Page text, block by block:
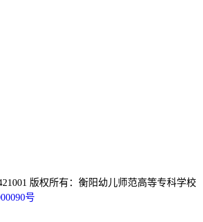
版权所有：衡阳幼儿师范高等专科学校
号